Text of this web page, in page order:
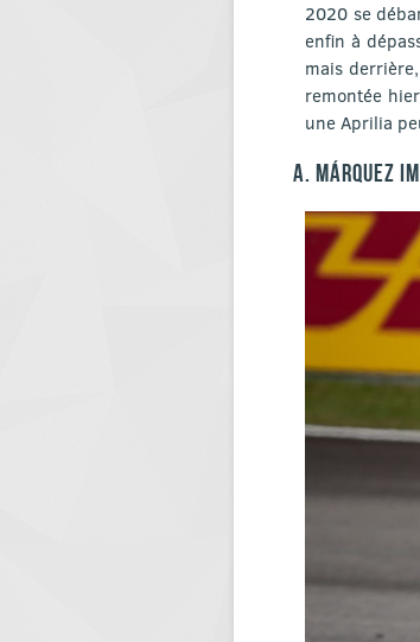
2020 se
enfin à
mais
remontée
une Aprilia
A. MÁRQUEZ